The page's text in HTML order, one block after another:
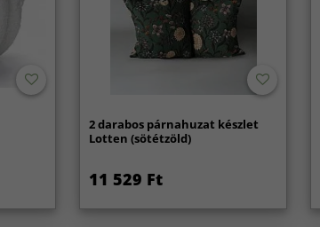
2 darabos párnahuzat készlet
Lotten (sötétzöld)
11 529 Ft